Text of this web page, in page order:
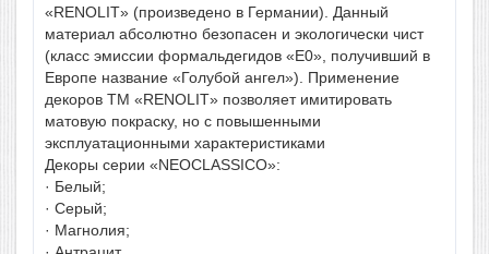
«RENOLIT» (произведено в Германии). Данный
материал абсолютно безопасен и экологически чист
(класс эмиссии формальдегидов «Е0», получивший в
Европе название «Голубой ангел»). Применение
декоров ТМ «RENOLIT» позволяет имитировать
матовую покраску, но с повышенными
эксплуатационными характеристиками
Декоры серии «NEOCLASSICO»:
· Белый;
· Серый;
· Магнолия;